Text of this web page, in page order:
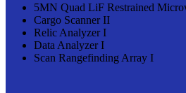
5MN Quad LiF Restrained
Cargo Scanner II
Relic Analyzer I
Data Analyzer I
Scan Rangefinding Array I